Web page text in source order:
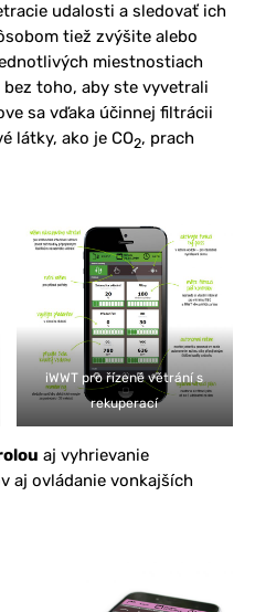
udalosti a sledovať ich
tiež zvýšite alebo
miestnostiach
toho, aby ste vyvetrali
sa vďaka účinnej filtrácii
látky, ako je CO2, prach
iWWT pro řízené větrání s
rekuperací
aj vyhrievanie
aj ovládanie vonkajších